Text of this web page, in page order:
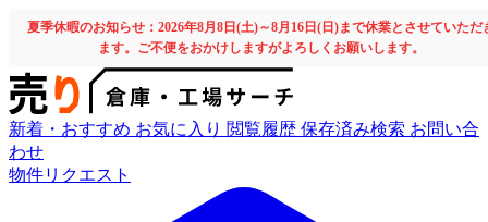
夏季休暇のお知らせ：2026年8月8日(土)～8月16日(日)まで休業とさせていただ
ます。ご不便をおかけしますがよろしくお願いします。
新着・おすすめ お気に入り 閲覧履歴 保存済み検索 お問い合
わせ
物件リクエスト